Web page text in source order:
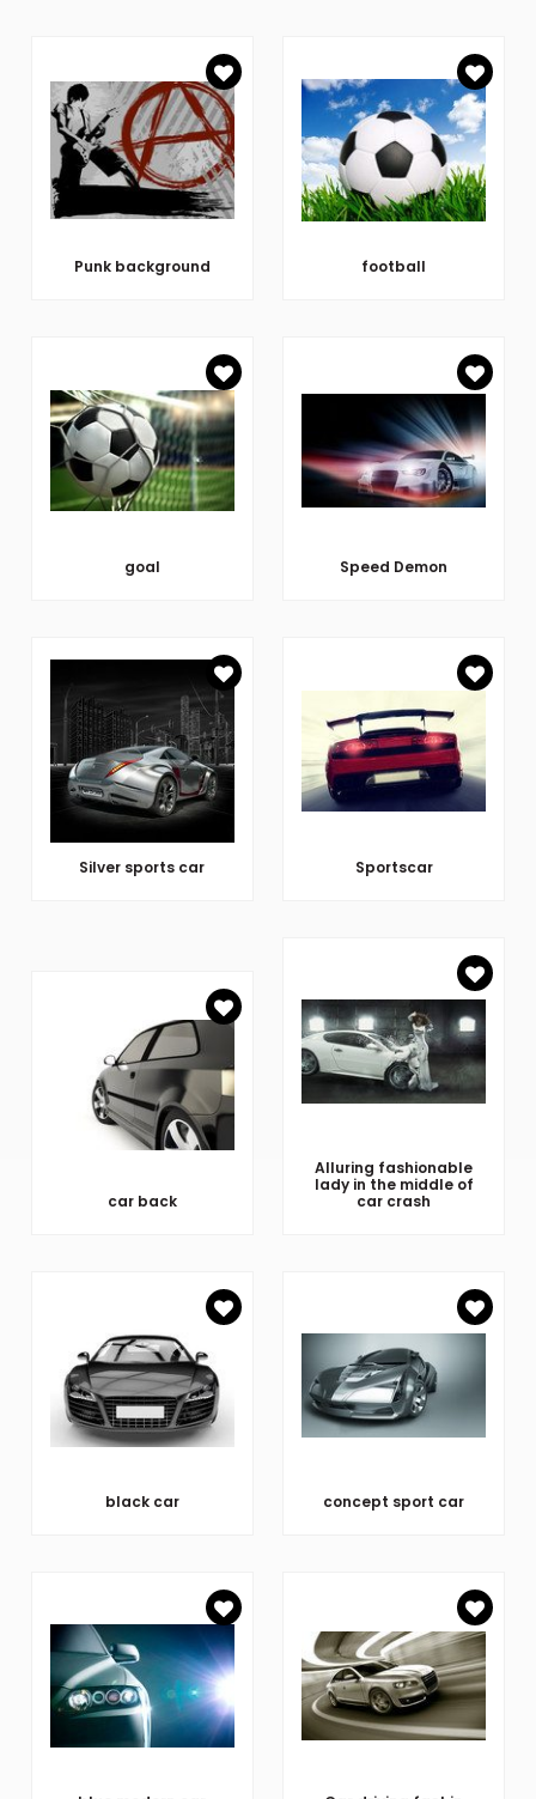
Punk background football
goal Speed Demon
Silver sports car Sportscar
car back
Alluring fashionable
lady in the middle of
car crash
black car concept sport car